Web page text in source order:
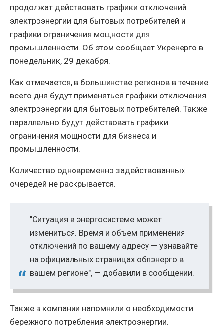
продолжат действовать графики отключений
электроэнергии для бытовых потребителей и
графики ограничения мощности для
промышленности. Об этом сообщает Укренерго в
понедельник, 29 декабря.
Как отмечается, в большинстве регионов в течение
всего дня будут применяться графики отключения
электроэнергии для бытовых потребителей. Также
параллельно будут действовать графики
ограничения мощности для бизнеса и
промышленности.
Количество одновременно задействованных
очередей не раскрывается.
"Ситуация в энергосистеме может
измениться. Время и объем применения
отключений по вашему адресу — узнавайте
на официальных страницах облэнерго в
вашем регионе", — добавили в сообщении.
Также в компании напомнили о необходимости
бережного потребления электроэнергии.